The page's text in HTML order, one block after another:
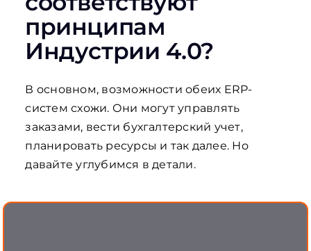
принципам
Индустрии 4.0?
В основном, возможности обеих ERP-
систем схожи. Они могут управлять
заказами, вести бухгалтерский учет,
планировать ресурсы и так далее. Но
давайте углубимся в детали.